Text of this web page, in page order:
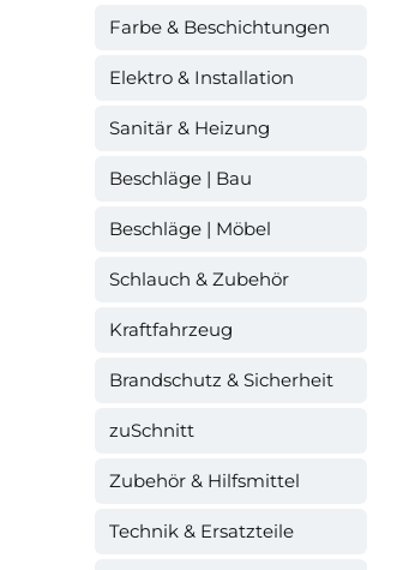
Farbe & Beschichtungen
Elektro & Installation
Sanitär & Heizung
Beschläge | Bau
Beschläge | Möbel
Schlauch & Zubehör
Kraftfahrzeug
Brandschutz & Sicherheit
zuSchnitt
Zubehör & Hilfsmittel
Technik & Ersatzteile